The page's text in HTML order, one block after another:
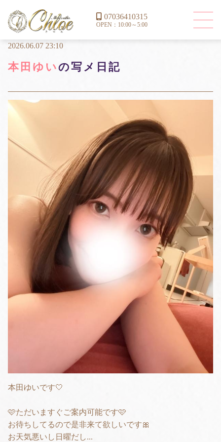
07036410315
OPEN：10:00～5:00
2026.06.07 23:10
本田ゆいの写メ日記
本田ゆいです🤍
🩷ただいますぐご案内可能です🩷
お待ちしてるので是非来て欲しいです🎀
お天気悪いし日曜だし...